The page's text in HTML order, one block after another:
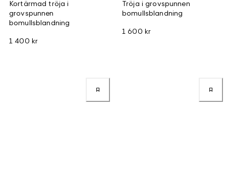
Kortärmad tröja i
grovspunnen
bomullsblandning
1 400 kr
Tröja i grovspunnen
bomullsblandning
1 600 kr